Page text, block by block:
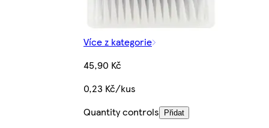
Více z kategorie
45,90 Kč
0,23 Kč/kus
Quantity controls
Přidat